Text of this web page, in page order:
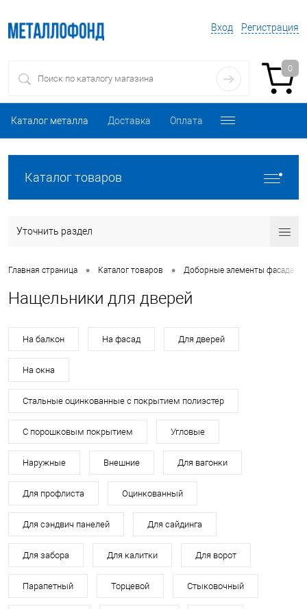
Вход Регистрация
0
Каталог металла Доставка Оплата
Каталог товаров
Уточнить раздел
Главная страница • Каталог товаров • Доборные элементы фасада
Нащельники для дверей
На балкон На фасад Для дверей
На окна
Стальные оцинкованные с покрытием полиэстер
С порошковым покрытием Угловые
Наружные Внешние Для вагонки
Для профлиста Оцинкованный
Для сэндвич панелей Для сайдинга
Для забора Для калитки Для ворот
Парапетный Торцевой Стыковочный